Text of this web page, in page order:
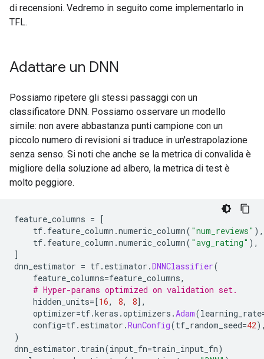
di recensioni. Vedremo in seguito come implementarlo in
TFL.
Adattare un DNN
Possiamo ripetere gli stessi passaggi con un
classificatore DNN. Possiamo osservare un modello
simile: non avere abbastanza punti campione con un
piccolo numero di revisioni si traduce in un'estrapolazione
senza senso. Si noti che anche se la metrica di convalida è
migliore della soluzione ad albero, la metrica di test è
molto peggiore.
feature_columns = [
tf. feature_column .numeric_column( "num_reviews" ),
tf. feature_column .numeric_column( "avg_rating" ),
]
dnn_estimator = tf. estimator .DNNClassifier(
feature_columns=feature_columns,
# Hyper-params optimized on validation set.
hidden_units=[16, 8, 8],
optimizer=tf.keras .optimizers . Adam(learning_rate
config=tf. estimator .RunConfig(tf_random_seed=42
)
dnn_estimator . train(input_fn=train_input_fn)